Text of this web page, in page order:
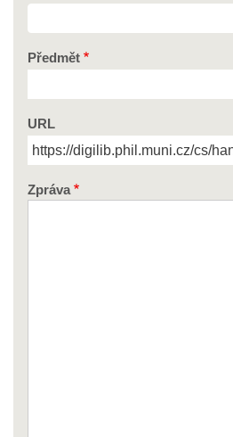
Předmět
URL
Zpráva